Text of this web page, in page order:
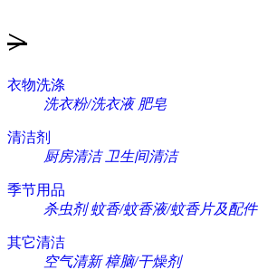
>
衣物洗涤
洗衣粉/洗衣液 肥皂
清洁剂
厨房清洁 卫生间清洁
季节用品
杀虫剂 蚊香/蚊香液/蚊香片及配件
其它清洁
空气清新 樟脑/干燥剂